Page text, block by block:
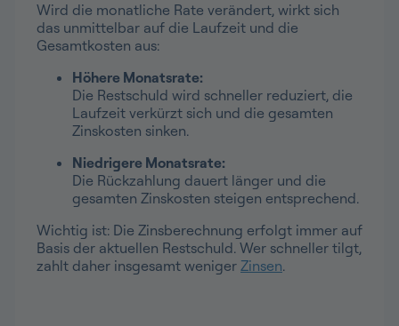
Wird die monatliche Rate verändert, wirkt sich
das unmittelbar auf die Laufzeit und die
Gesamtkosten aus:
Höhere Monatsrate:
Die Restschuld wird schneller reduziert, die
Laufzeit verkürzt sich und die gesamten
Zinskosten sinken.
Niedrigere Monatsrate:
Die Rückzahlung dauert länger und die
gesamten Zinskosten steigen entsprechend.
Wichtig ist: Die Zinsberechnung erfolgt immer auf
Basis der aktuellen Restschuld. Wer schneller tilgt,
zahlt daher insgesamt weniger Zinsen.